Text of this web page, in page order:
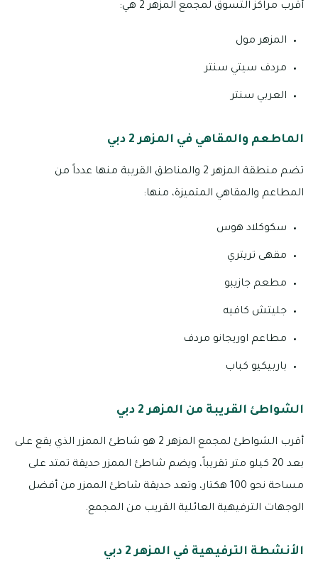
أقرب مراكز التسوق لمجمع المزهر 2 هي:
المزهر مول
مردف سيتي سنتر
العربي سنتر
الماطعم والمقاهي في المزهر 2 دبي
تضم منطقة المزهر 2 والمناطق القريبة منها عدداً من
المطاعم والمقاهي المتميزة، منها:
سكوكلاد هوس
مقهى تريتري
مطعم جازيبو
جليتش كافيه
مطاعم اوريجانو مردف
باربيكيو كباب
الشواطئ القريبة من المزهر 2 دبي
أقرب الشواطئ لمجمع المزهر 2 هو شاطئ الممزر الذي يقع على
بعد 20 كيلو متر تقريباً، ويضم شاطئ الممزر حديقة تمتد على
مساحة نحو 100 هكتار، وتعد حديقة شاطئ الممزر من أفضل
الوجهات الترفيهية العائلية القريب من المجمع.
الأنشطة الترفيهية في المزهر 2 دبي